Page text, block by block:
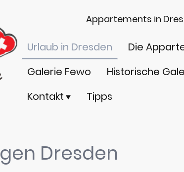
Appartements in
Urlaub in Dresden Die
Galerie Fewo
Historische
Kontakt
Tipps
Dresden